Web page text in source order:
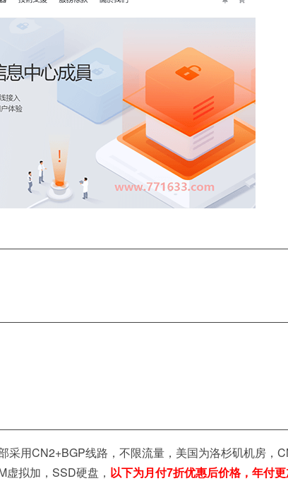
采用CN2+BGP线路，不限流量，美国为洛杉矶机房，
拟加，SSD硬盘， 以下为月付7折优惠后价格，年付